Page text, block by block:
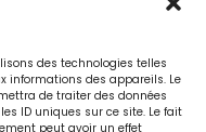
des technologies telles
informations des appareils. Le
de traiter des données
ID uniques sur ce site. Le fait
peut avoir un effet
Menu